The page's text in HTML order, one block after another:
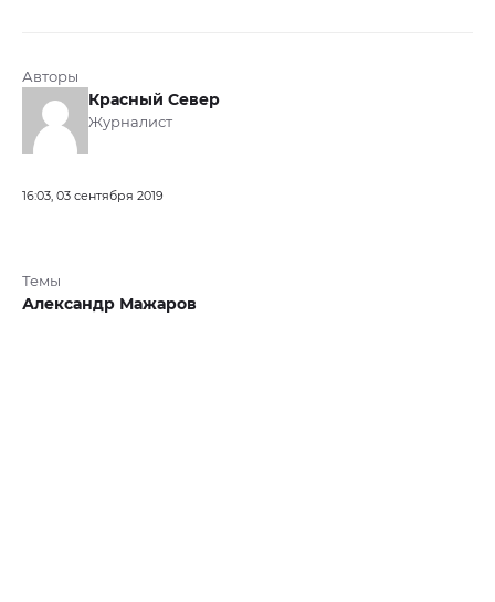
Авторы
Красный Север
Журналист
16:03, 03 сентября 2019
Темы
Александр Мажаров